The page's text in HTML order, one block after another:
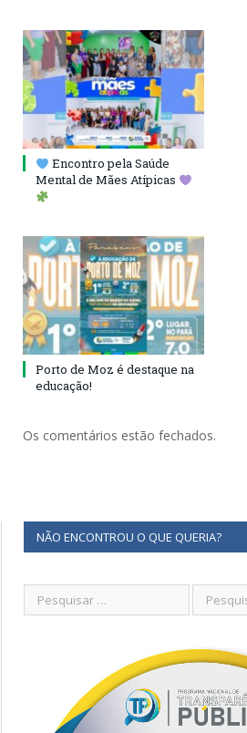
Encontro pela Saúde
Mental de Mães Atípicas
Porto de Moz é destaque na
educação!
Os comentários estão fechados.
NÃO ENCONTROU O QUE QUERIA?